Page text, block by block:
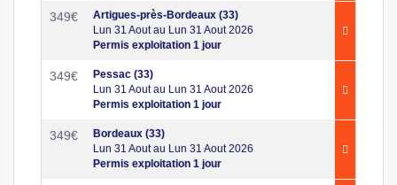
349€
Artigues-près-Bordeaux (33)
Lun 31 Aout au Lun 31 Aout 2026
Permis exploitation 1 jour
349€
Pessac (33)
Lun 31 Aout au Lun 31 Aout 2026
Permis exploitation 1 jour
349€
Bordeaux (33)
Lun 31 Aout au Lun 31 Aout 2026
Permis exploitation 1 jour